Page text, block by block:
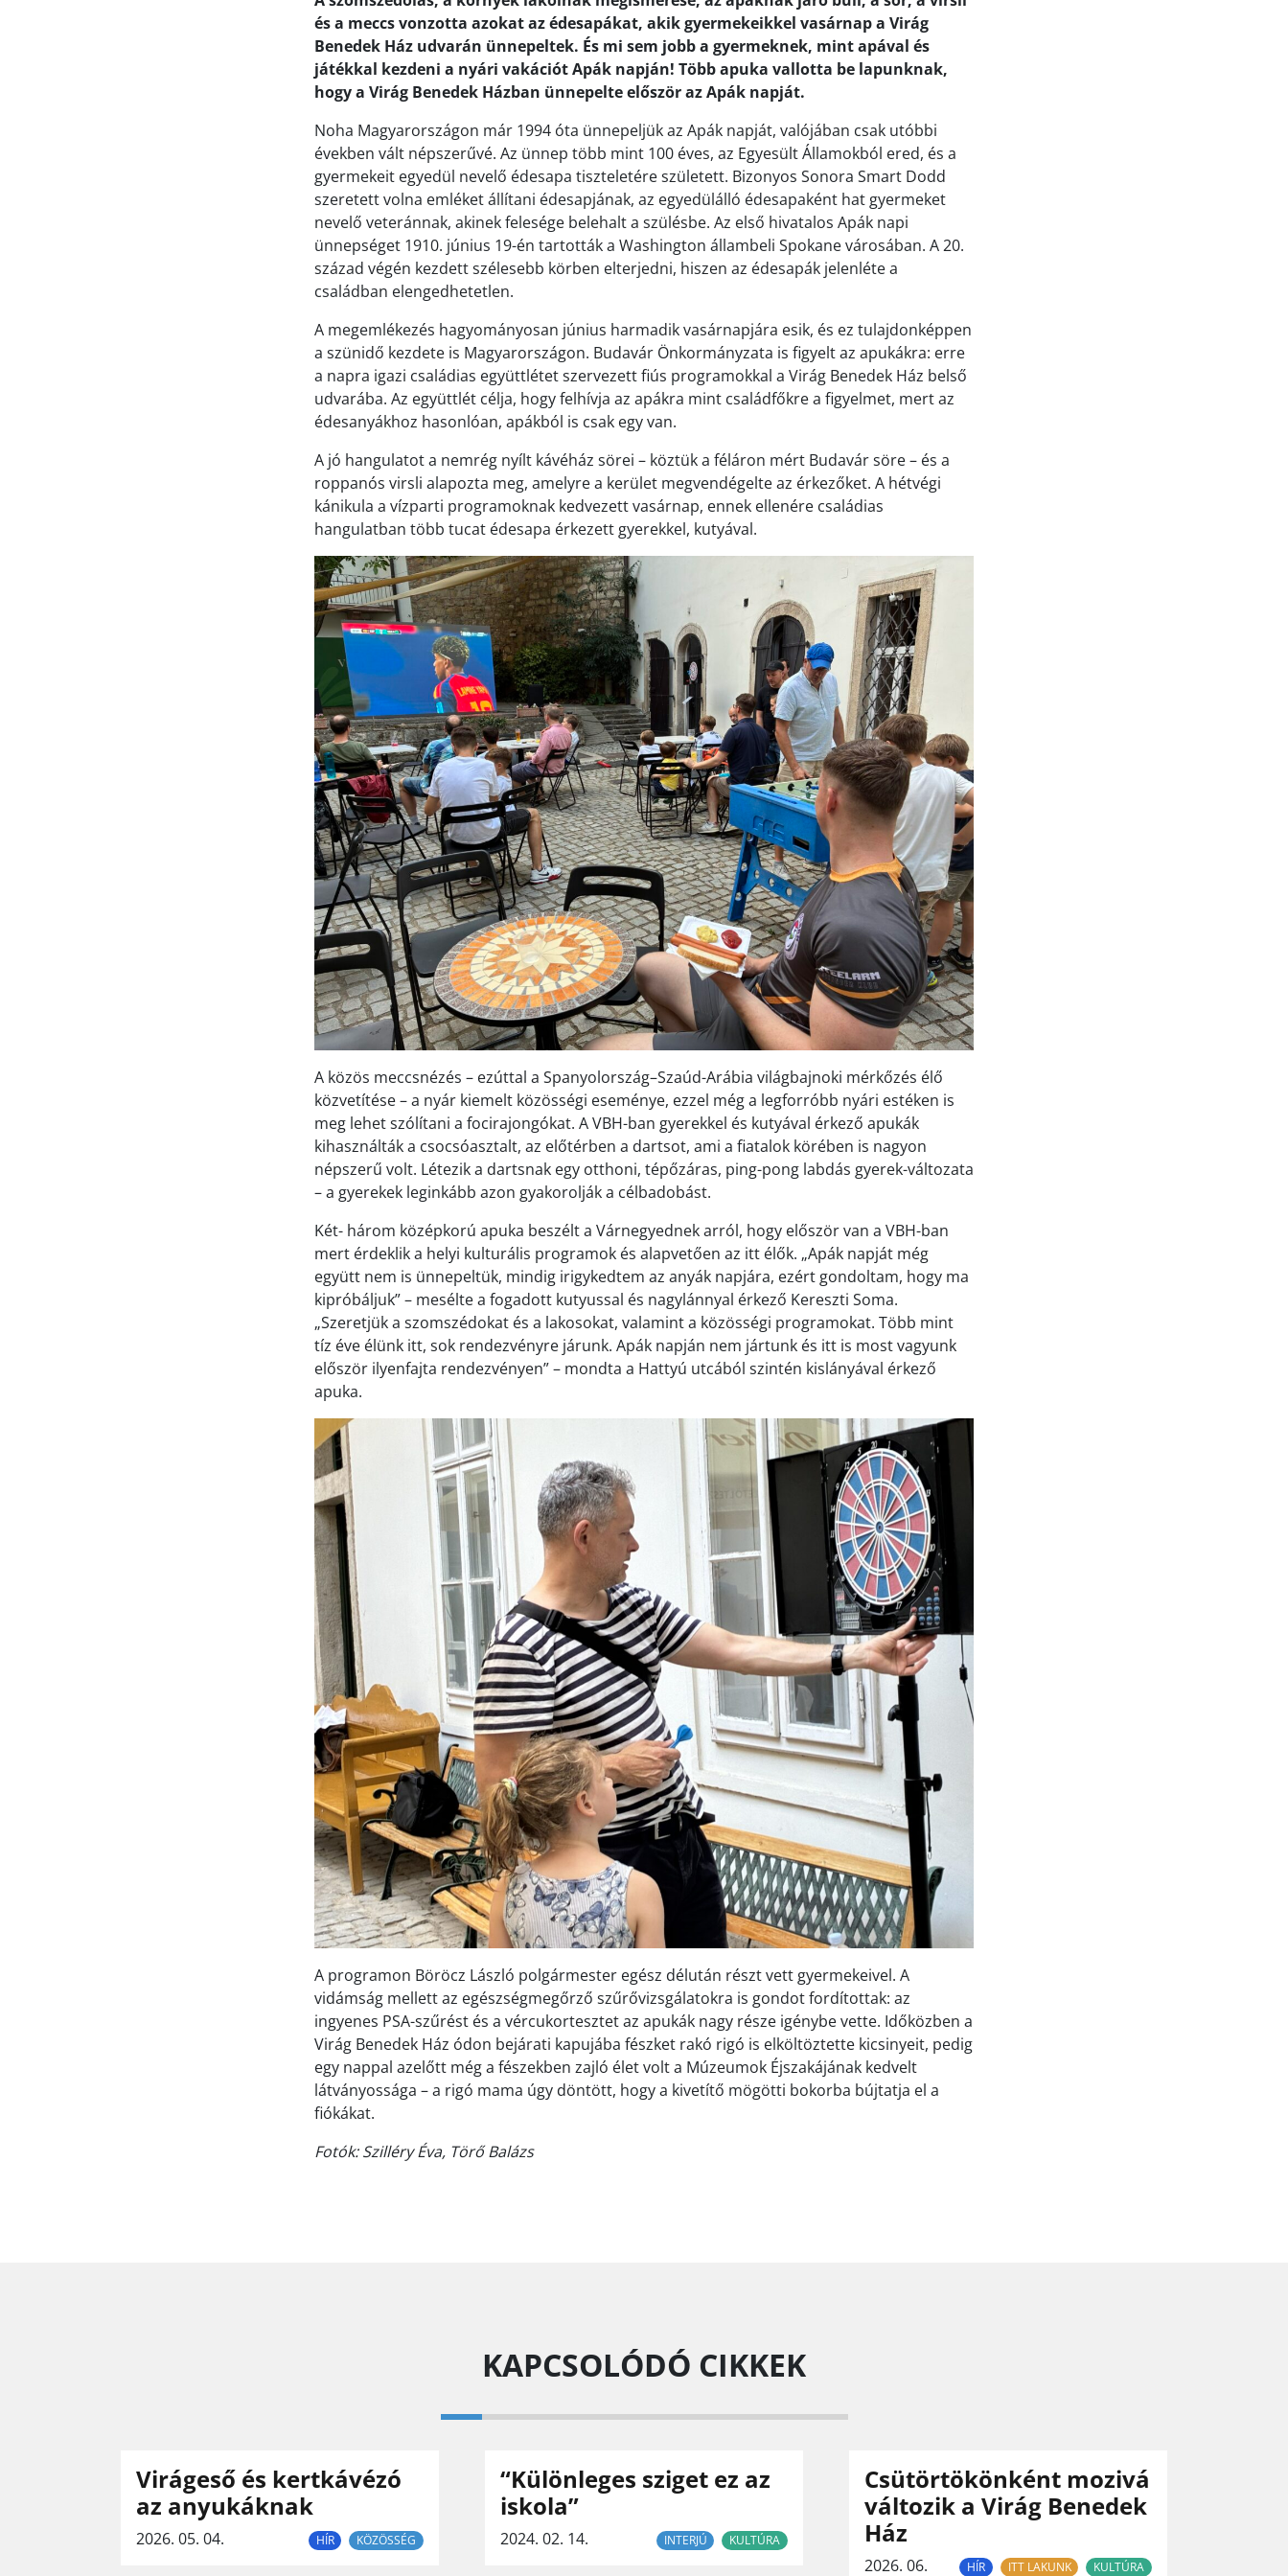
és a meccs vonzotta azokat az édesapákat, akik gyermekeikkel vasárnap a Virág
Benedek Ház udvarán ünnepeltek. És mi sem jobb a gyermeknek, mint apával és
játékkal kezdeni a nyári vakációt Apák napján! Több apuka vallotta be lapunknak,
hogy a Virág Benedek Házban ünnepelte először az Apák napját.
Noha Magyarországon már 1994 óta ünnepeljük az Apák napját, valójában csak utóbbi
években vált népszerűvé. Az ünnep több mint 100 éves, az Egyesült Államokból ered, és a
gyermekeit egyedül nevelő édesapa tiszteletére született. Bizonyos Sonora Smart Dodd
szeretett volna emléket állítani édesapjának, az egyedülálló édesapaként hat gyermeket
nevelő veteránnak, akinek felesége belehalt a szülésbe. Az első hivatalos Apák napi
ünnepséget 1910. június 19-én tartották a Washington állambeli Spokane városában. A 20.
század végén kezdett szélesebb körben elterjedni, hiszen az édesapák jelenléte a
családban elengedhetetlen.
A megemlékezés hagyományosan június harmadik vasárnapjára esik, és ez tulajdonképpen
a szünidő kezdete is Magyarországon. Budavár Önkormányzata is figyelt az apukákra: erre
a napra igazi családias együttlétet szervezett fiús programokkal a Virág Benedek Ház belső
udvarába. Az együttlét célja, hogy felhívja az apákra mint családfőkre a figyelmet, mert az
édesanyákhoz hasonlóan, apákból is csak egy van.
A jó hangulatot a nemrég nyílt kávéház sörei – köztük a féláron mért Budavár söre – és a
roppanós virsli alapozta meg, amelyre a kerület megvendégelte az érkezőket. A hétvégi
kánikula a vízparti programoknak kedvezett vasárnap, ennek ellenére családias
hangulatban több tucat édesapa érkezett gyerekkel, kutyával.
A közös meccsnézés – ezúttal a Spanyolország–Szaúd-Arábia világbajnoki mérkőzés élő
közvetítése – a nyár kiemelt közösségi eseménye, ezzel még a legforróbb nyári estéken is
meg lehet szólítani a focirajongókat. A VBH-ban gyerekkel és kutyával érkező apukák
kihasználták a csocsóasztalt, az előtérben a dartsot, ami a fiatalok körében is nagyon
népszerű volt. Létezik a dartsnak egy otthoni, tépőzáras, ping-pong labdás gyerek-változata
– a gyerekek leginkább azon gyakorolják a célbadobást.
Két- három középkorú apuka beszélt a Várnegyednek arról, hogy először van a VBH-ban
mert érdeklik a helyi kulturális programok és alapvetően az itt élők. „Apák napját még
együtt nem is ünnepeltük, mindig irigykedtem az anyák napjára, ezért gondoltam, hogy ma
kipróbáljuk” – mesélte a fogadott kutyussal és nagylánnyal érkező Kereszti Soma.
„Szeretjük a szomszédokat és a lakosokat, valamint a közösségi programokat. Több mint
tíz éve élünk itt, sok rendezvényre járunk. Apák napján nem jártunk és itt is most vagyunk
először ilyenfajta rendezvényen” – mondta a Hattyú utcából szintén kislányával érkező
apuka.
A programon Böröcz László polgármester egész délután részt vett gyermekeivel. A
vidámság mellett az egészségmegőrző szűrővizsgálatokra is gondot fordítottak: az
ingyenes PSA-szűrést és a vércukortesztet az apukák nagy része igénybe vette. Időközben a
Virág Benedek Ház ódon bejárati kapujába fészket rakó rigó is elköltöztette kicsinyeit, pedig
egy nappal azelőtt még a fészekben zajló élet volt a Múzeumok Éjszakájának kedvelt
látványossága – a rigó mama úgy döntött, hogy a kivetítő mögötti bokorba bújtatja el a
fiókákat.
Fotók: Szilléry Éva, Törő Balázs
KAPCSOLÓDÓ CIKKEK
Virágeső és kertkávézó
az anyukáknak
2026. 05. 04. HÍR KÖZÖSSÉG
“Különleges sziget ez az
iskola”
2024. 02. 14. INTERJÚ KULTÚRA
Csütörtökönként mozivá
változik a Virág Benedek
Ház
2026. 06. HÍR ITT LAKUNK KULTÚRA